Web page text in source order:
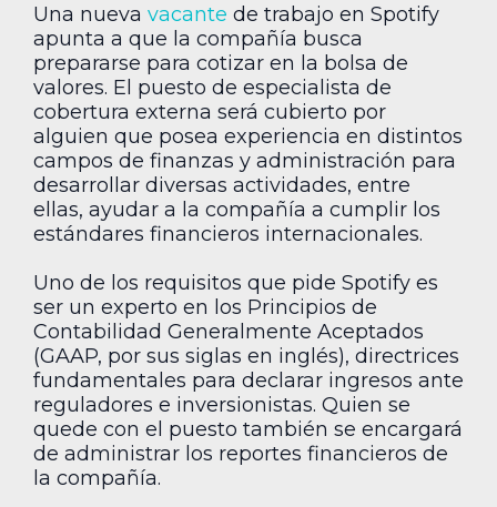
Una nueva vacante de trabajo en Spotify
apunta a que la compañía busca
prepararse para cotizar en la bolsa de
valores. El puesto de especialista de
cobertura externa será cubierto por
alguien que posea experiencia en distintos
campos de finanzas y administración para
desarrollar diversas actividades, entre
ellas, ayudar a la compañía a cumplir los
estándares financieros internacionales.
Uno de los requisitos que pide Spotify es
ser un experto en los Principios de
Contabilidad Generalmente Aceptados
(GAAP, por sus siglas en inglés), directrices
fundamentales para declarar ingresos ante
reguladores e inversionistas. Quien se
quede con el puesto también se encargará
de administrar los reportes financieros de
la compañía.